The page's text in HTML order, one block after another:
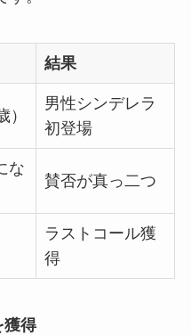
結果
男性シンデレラ
初登場
な
賛否が真っ二つ
ラストコール獲
得
獲得